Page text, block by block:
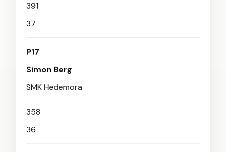
391
37
P17
Simon Berg
SMK Hedemora
358
36